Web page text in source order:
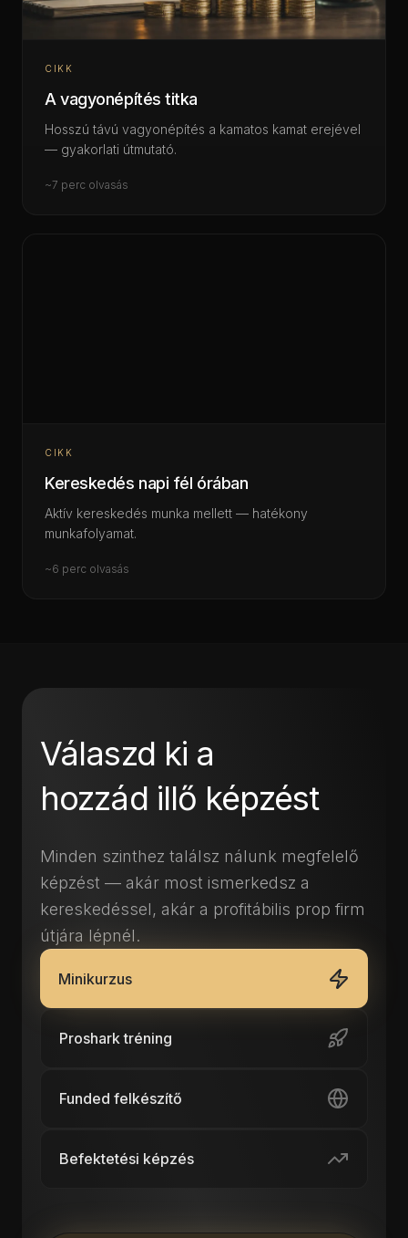
CIKK
A vagyonépítés titka
Hosszú távú vagyonépítés a kamatos kamat erejével
— gyakorlati útmutató.
~7 perc olvasás
CIKK
Kereskedés napi fél órában
Aktív kereskedés munka mellett — hatékony
munkafolyamat.
~6 perc olvasás
Válaszd ki a
hozzád illő képzést
Minden szinthez találsz nálunk megfelelő
képzést — akár most ismerkedsz a
kereskedéssel, akár a profitábilis prop firm
útjára lépnél.
Minikurzus
Proshark tréning
Funded felkészítő
Befektetési képzés